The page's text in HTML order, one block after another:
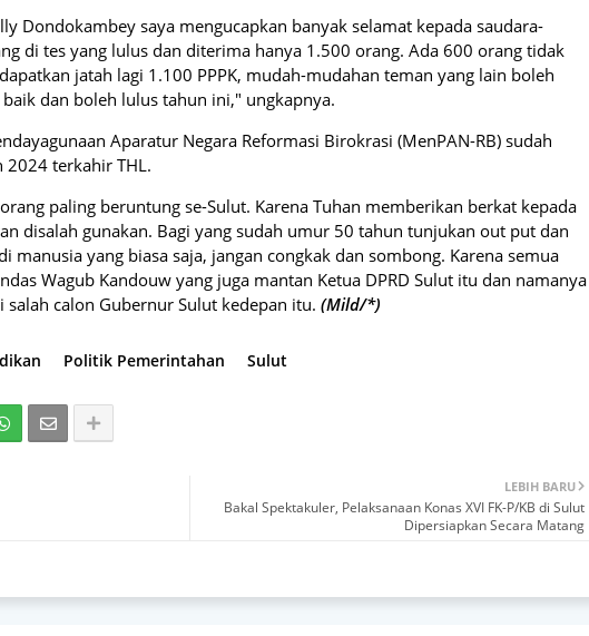
Dondokambey saya mengucapkan banyak selamat kepada saudara-
di tes yang lulus dan diterima hanya 1.500 orang. Ada 600 orang tidak
jatah lagi 1.100 PPPK, mudah-mudahan teman yang lain boleh
dan boleh lulus tahun ini," ungkapnya.
Aparatur Negara Reformasi Birokrasi (MenPAN-RB) sudah
terkahir THL.
paling beruntung se-Sulut. Karena Tuhan memberikan berkat kepada
disalah gunakan. Bagi yang sudah umur 50 tahun tunjukan out put dan
manusia yang biasa saja, jangan congkak dan sombong. Karena semua
Wagub Kandouw yang juga mantan Ketua DPRD Sulut itu dan namanya
salah calon Gubernur Sulut kedepan itu. (Mild/*)
Politik Pemerintahan Sulut
LEBIH BARU
Bakal Spektakuler, Pelaksanaan Konas XVI FK-P/KB di Sulut
Dipersiapkan Secara Matang